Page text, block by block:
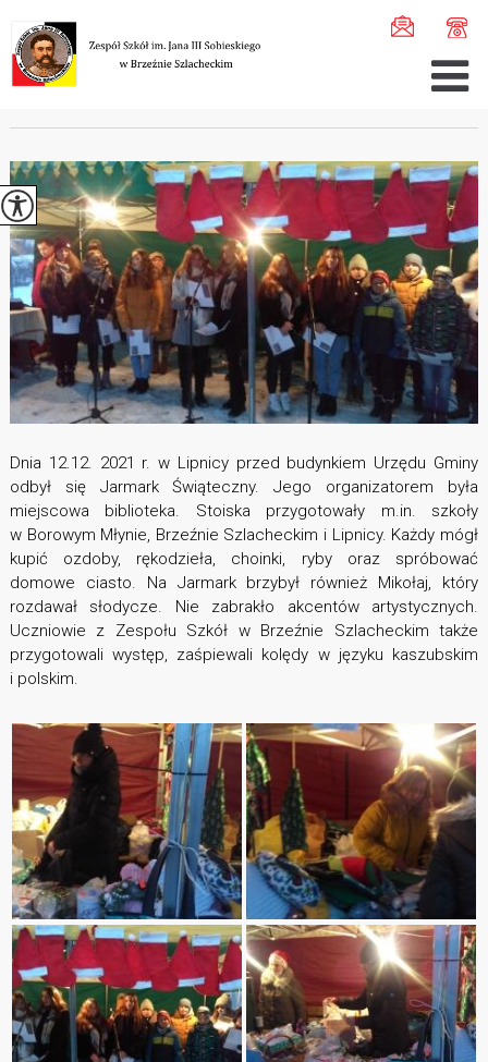
Jarmark Świąteczny w ...
JARMARK ŚWIĄTECZNY W LIPNICY
Dnia 12.12. 2021 r. w Lipnicy przed budynkiem Urzędu Gminy
odbył się Jarmark Świąteczny. Jego organizatorem była
miejscowa biblioteka. Stoiska przygotowały m.in. szkoły
w Borowym Młynie, Brzeźnie Szlacheckim i Lipnicy. Każdy mógł
kupić ozdoby, rękodzieła, choinki, ryby oraz spróbować
domowe ciasto. Na Jarmark brzybył również Mikołaj, który
rozdawał słodycze. Nie zabrakło akcentów artystycznych.
Uczniowie z Zespołu Szkół w Brzeźnie Szlacheckim także
przygotowali występ, zaśpiewali kolędy w języku kaszubskim
i polskim.